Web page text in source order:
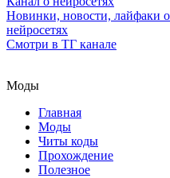
Новинки, новости, лайфаки
нейросетях
Смотри в ТГ канале
Моды
Главная
Моды
Читы коды
Прохождение
Полезное